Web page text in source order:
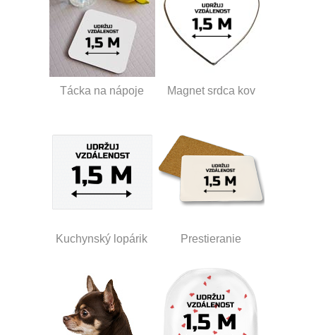
Tácka na nápoje Magnet srdca kov
Kuchynský lopárik Prestieranie